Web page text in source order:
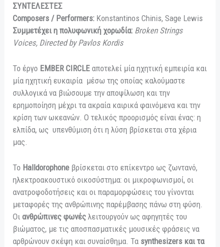
ΣΥΝΤΕΛΕΣΤΕΣ
Composers / Performers: Konstantinos Chinis, Sage Lewis
Συμμετέχει η πολυφωνική χορωδία: Broken Strings
Voices, Directed by Pavlos Kordis
Το έργο EMBER CIRCLE αποτελεί μία ηχητική εμπειρία και
μία ηχητική ευκαιρία μέσω της οποίας καλούμαστε
συλλογικά να βιώσουμε την αποψίλωση και την
ερημοποίηση μέχρι τα ακραία καιρικά φαινόμενα και την
κρίση των ωκεανών. Ο τελικός προορισμός είναι ένας: η
ελπίδα, ως υπενθύμιση ότι η λύση βρίσκεται στα χέρια
μας.
Το Halldorophone βρίσκεται στο επίκεντρο ως ζωντανό,
ηλεκτροακουστικό οικοσύστημα: οι μικροφωνισμοί, οι
ανατροφοδοτήσεις και οι παραμορφώσεις του γίνονται
μεταφορές της ανθρώπινης παρέμβασης πάνω στη φύση.
Οιανθρώπινες φωνές λειτουργούν ως αφηγητές του
βιώματος, με τις αποσπασματικές μουσικές φράσεις να
αρθρώνουν σκέψη και συναίσθημα. Τα synthesizers και τα